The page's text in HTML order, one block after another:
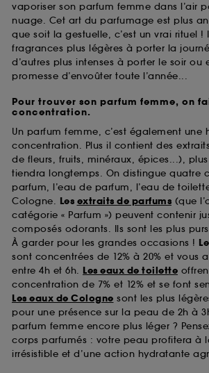
vaporiser son parfum femme dans l’air
nuage. Cet art du parfumage est plus
que soit la gestuelle, c’est un vrai rituel !
fragrances plus légères à porter la
d’autres plus intenses à porter le soir ou
promesse d’envoûter toute l’année...
Pour trouver son parfum femme, on
concentration.
Un parfum femme, c’est également une
concentration. Plus il contient des
de fleurs, fruits, minéraux, épices...),
tiendra longtemps. On distingue quatre
parfum, l’eau de parfum, l’eau de
Cologne. Les extraits de parfums (que
catégorie « Parfum ») peuvent contenir
composés odorants. Ils sont les plus
À garder pour les grandes occasions !
sont concentrées de 12% à 20% et vous
entre 4h et 6h. Les eaux de toilette
concentration de 7% et 12% et se font
Les eaux de Cologne sont les plus
pour une présence sur la peau de 2h à
parfum femme encore plus léger ?
corps parfumés : votre peau profitera à
irrésistible et d’une action hydratante